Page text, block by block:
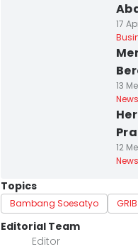
17
13
News
12
News
Topics
Bambang Soesatyo GRIB
Editorial Team
Editor